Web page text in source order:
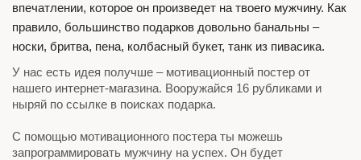
впечатлении, которое он произведет на твоего мужчину. Как
правило, большинство подарков довольно банальны –
носки, бритва, пена, колбасный букет, танк из пивасика.
У нас есть идея получше – мотивационный постер от
нашего интернет-магазина. Вооружайся 16 рубликами и
ныряй по ссылке в поисках подарка.
С помощью мотивационного постера ты можешь
запрограммировать мужчину на успех. Он будет